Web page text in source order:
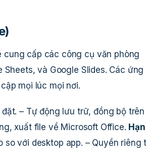
cung cấp các công cụ văn phòng
và Google Slides. Các ứng
mọi lúc mọi nơi.
– Tự động lưu trữ, đồng bộ trên
xuất file về Microsoft Office. Hạn
so với desktop app. – Quyền riêng